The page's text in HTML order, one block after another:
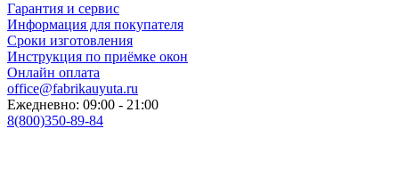
Гарантия и сервис
Информация для покупателя
Сроки изготовления
Инструкция по приёмке окон
Онлайн оплата
office@fabrikauyuta.ru
Ежедневно: 09:00 - 21:00
8(800)350-89-84